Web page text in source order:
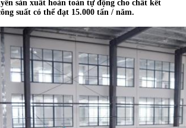
sản xuất hoàn toàn tự động cho chất kết
suất có thể đạt 15.000 tấn / năm.